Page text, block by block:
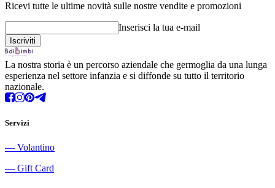
Ricevi tutte le ultime novità sulle nostre vendite e promozioni
Inserisci la tua e-mail
La nostra storia è un percorso aziendale che germoglia da una lunga
esperienza nel settore infanzia e si diffonde su tutto il territorio
nazionale.
Servizi
― Volantino
― Gift Card